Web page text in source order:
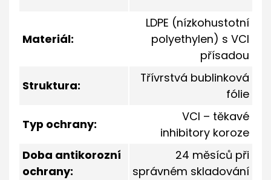
Materiál:
LDPE (nízkohustotní
polyethylen) s VCI
přísadou
Struktura:
Třívrstvá bublinková
fólie
Typ ochrany:
VCI – těkavé
inhibitory koroze
Doba antikorozní
ochrany:
24 měsíců při
správném skladování